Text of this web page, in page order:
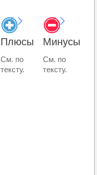
Минусы
См. по
тексту.
Плюсы
См. по
тексту.